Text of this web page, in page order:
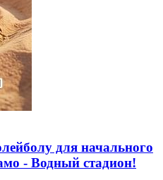
для начального
- Водный стадион!